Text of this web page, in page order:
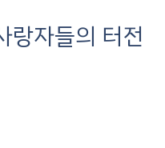
랑자들의 터전